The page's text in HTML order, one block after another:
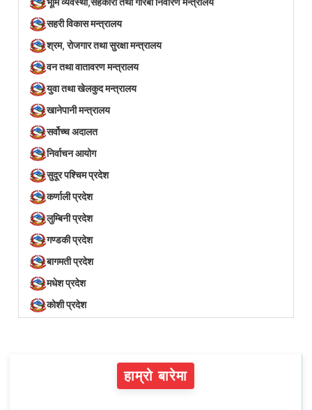
सहरी विकास मन्त्रालय
श्रम, रोजगार तथा सुरक्षा मन्त्रालय
वन तथा वातावरण मन्त्रालय
युवा तथा खेलकुद मन्त्रालय
खानेपानी मन्त्रालय
सर्वोच्च अदालत
निर्वाचन आयोग
सुदूर पश्चिम प्रदेश
कर्णाली प्रदेश
लुम्बिनी प्रदेश
गण्डकी प्रदेश
बागमती प्रदेश
मधेश प्रदेश
कोशी प्रदेश
हाम्रो बारेमा